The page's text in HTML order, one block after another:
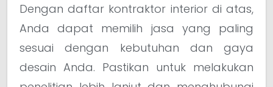
Dengan daftar kontraktor interior di atas,
Anda dapat memilih jasa yang paling
sesuai dengan kebutuhan dan gaya
desain Anda. Pastikan untuk melakukan